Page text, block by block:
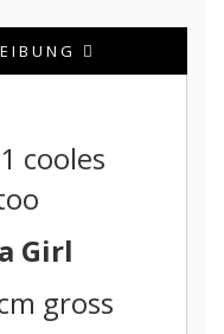
cooles
Girl
gross